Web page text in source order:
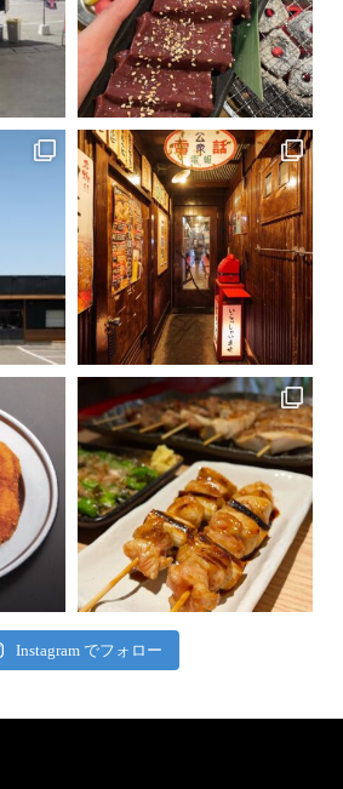
Instagram でフォロー